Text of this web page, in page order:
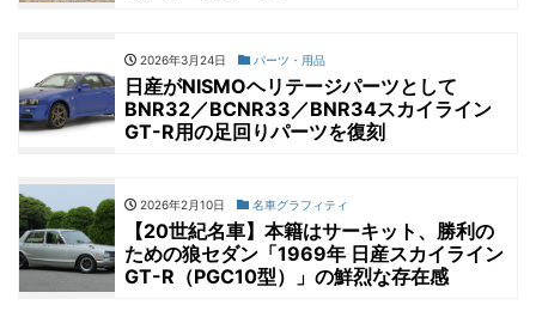
2026年3月24日 パーツ・用品
日産がNISMOヘリテージパーツとして
BNR32／BCNR33／BNR34スカイライン
GT-R用の足回りパーツを復刻
2026年2月10日 名車グラフィティ
【20世紀名車】本籍はサーキット、勝利の
ための狼セダン「1969年 日産スカイライン
GT-R（PGC10型）」の鮮烈な存在感